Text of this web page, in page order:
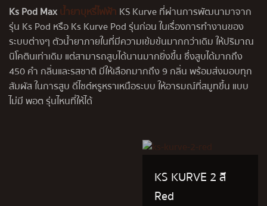
Ks Pod Maxน้ำยาบุหรี่ไฟฟ้า KS Kurve ที่ผ่านการพัฒนามาจาก
รุ่น Ks Pod หรือKs Kurve Podรุ่นก่อน ในเรื่องการทำงานของ
ระบบต่างๆ ตัวน้ำยาภายในที่มีความเข้มข้นมากกว่าเดิม ให้ปริมาณ
นิโคตินเท่าเดิม แต่สามารถสูบได้นานมากยิ่งขึ้น ซึ่งสูบได้มากถึง
450 คำ กลิ่นและรสชาติ มีให้เลือกมากถึง 9 กลิ่น พร้อมส่งมอบทุก
สัมผัส ในการสูบ ดีไซต์หรูหราเหนือระบบ ให้อารมณ์ที่สมูทขึ้น แบบ
ไม่มี พอต รุ่นไหนที่ให้ได้
KS KURVE 2 สี
Red